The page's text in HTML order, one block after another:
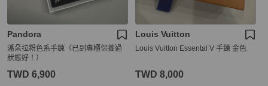
Pandora
潘朵拉粉色系手鍊（已到專櫃保養過
狀態好！）
TWD 6,900
Louis Vuitton
Louis Vuitton Essental V 手鍊 金色
TWD 8,000